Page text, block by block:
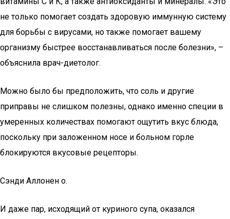
не только помогает создать здоровую иммунную систему
для борьбы с вирусами, но также помогает вашему
организму быстрее восстанавливаться после болезни», –
объяснила врач-диетолог.
Можно было бы предположить, что соль и другие
приправы не слишком полезны, однако именно специи в
умеренных количествах помогают ощутить вкус блюда,
поскольку при заложенном носе и больном горле
блокируются вкусовые рецепторы.
Сэнди Аллонен о.
И даже пар, исходящий от куриного супа, оказался